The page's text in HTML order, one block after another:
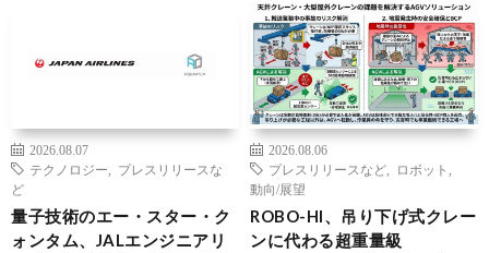
2026.08.07
テクノロジー
プレスリリースな
ど
量子技術のエー・スター・ク
ォンタム、JALエンジニアリ
2026.08.06
プレスリリースなど
ロボット
動向/展望
ROBO-HI、吊り下げ式クレー
ンに代わる超重量級